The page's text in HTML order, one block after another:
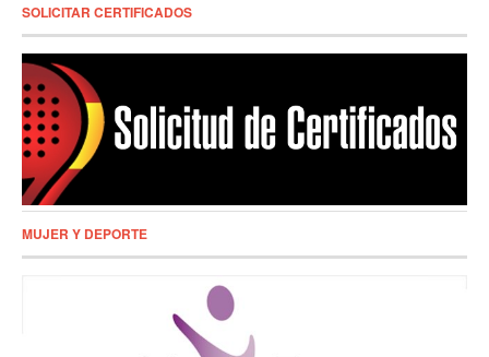
SOLICITAR CERTIFICADOS
MUJER Y DEPORTE